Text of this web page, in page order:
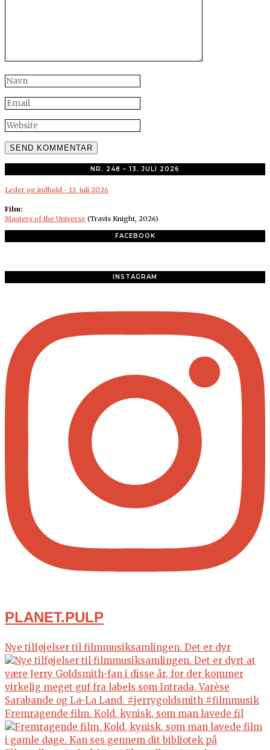
NR. 248 – 13. JULI 2026
Leder og indhold - 13. juli 2026
Film:
Masters of the Universe (Travis Knight, 2026)
FACEBOOK
INSTAGRAM
PLANET.PULP
Nye tilføjelser til filmmusiksamlingen. Det er dyr
Fremragende film. Kold, kynisk, som man lavede fil